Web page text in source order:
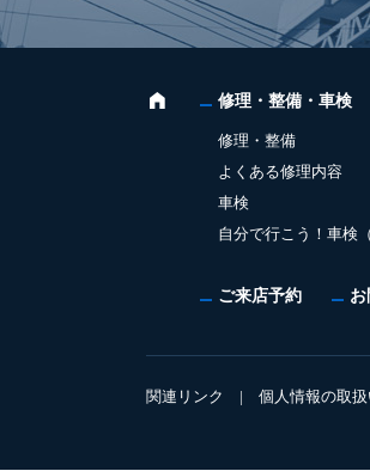
修理・整備・車検
修理・整備
よくある修理内容
車検
自分で行こう！車検
ご来店予約
関連リンク | 個人情報の取